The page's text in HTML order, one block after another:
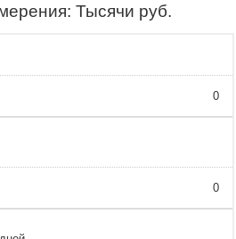
Тысячи руб.
0
0